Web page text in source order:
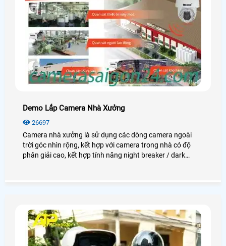
Demo Lắp Camera Nhà Xưởng
26697
Camera nhà xưởng là sử dụng các dòng camera ngoài
trời góc nhìn rộng, kết hợp với camera trong nhà có độ
phân giải cao, kết hợp tính năng night breaker / dark